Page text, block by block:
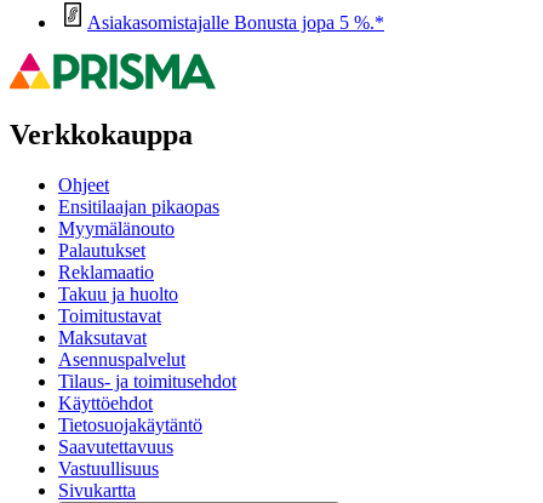
Asiakasomistajalle Bonusta jopa 5 %.*
Verkkokauppa
Ohjeet
Ensitilaajan pikaopas
Myymälänouto
Palautukset
Reklamaatio
Takuu ja huolto
Toimitustavat
Maksutavat
Asennuspalvelut
Tilaus- ja toimitusehdot
Käyttöehdot
Tietosuojakäytäntö
Saavutettavuus
Vastuullisuus
Sivukartta